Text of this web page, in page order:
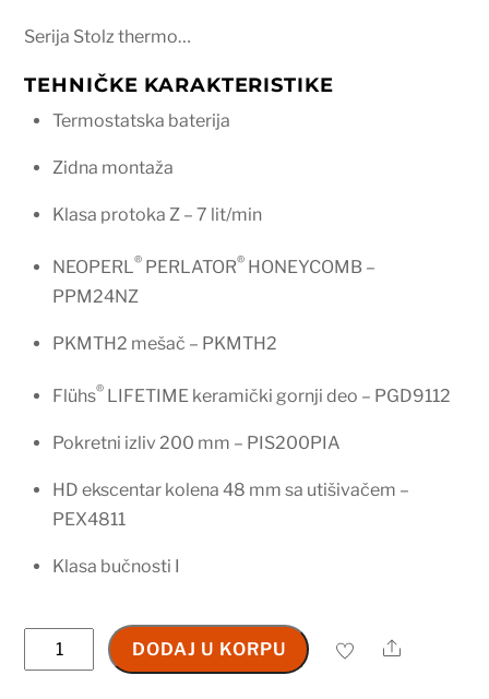
je
12.000 рсд.
Serija Stolz thermo…
TEHNIČKE KARAKTERISTIKE
Termostatska baterija
Zidna montaža
Klasa protoka Z – 7 lit/min
NEOPERL® PERLATOR® HONEYCOMB –
PPM24NZ
PKMTH2 mešač – PKMTH2
Flühs® LIFETIME keramički gornji deo – PGD9112
Pokretni izliv 200 mm – PIS200PIA
HD ekscentar kolena 48 mm sa utišivačem –
PEX4811
Klasa bučnosti I
Baterija
za
DODAJ U KORPU Share